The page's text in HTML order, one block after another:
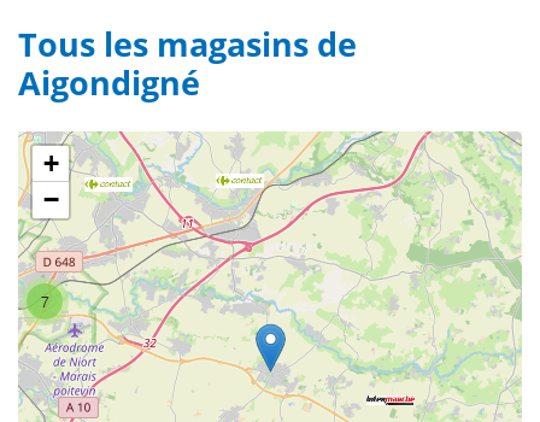
Tous les magasins de
Aigondigné
7
+
−